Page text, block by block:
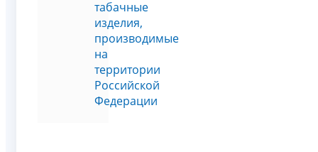
табачные
изделия,
производимые
на
территории
Российской
Федерации